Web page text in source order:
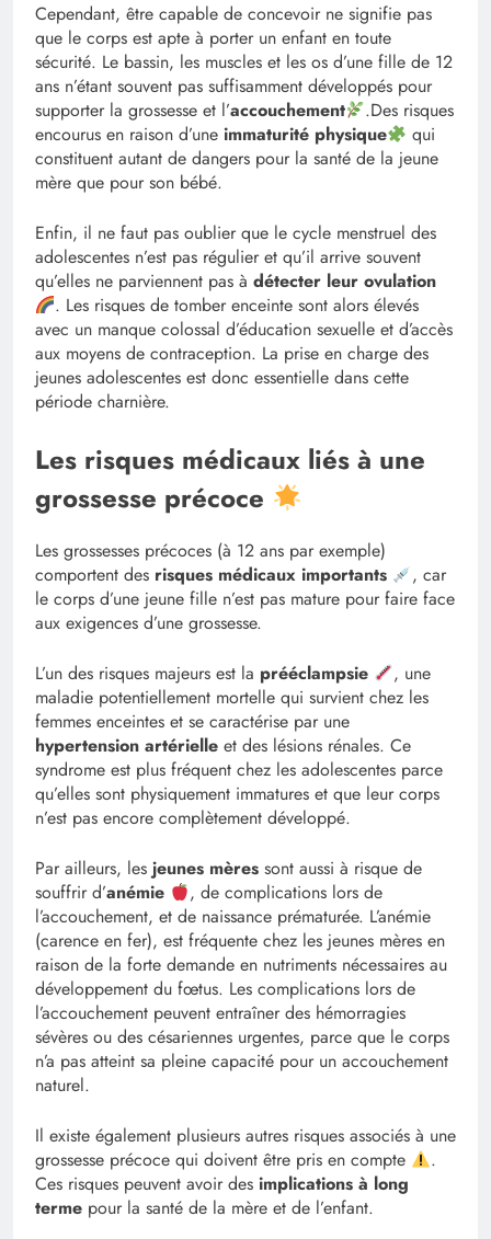
Cependant, être capable de concevoir ne signifie pas
que le corps est apte à porter un enfant en toute
sécurité. Le bassin, les muscles et les os d’une fille de 12
ans n’étant souvent pas suffisamment développés pour
supporter la grossesse et l’accouchement
.Des risques
encourus en raison d’une immaturité physique
qui
constituent autant de dangers pour la santé de la jeune
mère que pour son bébé.
Enfin, il ne faut pas oublier que le cycle menstruel des
adolescentes n’est pas régulier et qu’il arrive souvent
qu’elles ne parviennent pas à détecter leur ovulation
. Les risques de tomber enceinte sont alors élevés
avec un manque colossal d’éducation sexuelle et d’accès
aux moyens de contraception. La prise en charge des
jeunes adolescentes est donc essentielle dans cette
période charnière.
Les risques médicaux liés à une
grossesse précoce
Les grossesses précoces (à 12 ans par exemple)
comportent des risques médicaux importants
, car
le corps d’une jeune fille n’est pas mature pour faire face
aux exigences d’une grossesse.
L’un des risques majeurs est la prééclampsie
, une
maladie potentiellement mortelle qui survient chez les
femmes enceintes et se caractérise par une
hypertension artérielle et des lésions rénales. Ce
syndrome est plus fréquent chez les adolescentes parce
qu’elles sont physiquement immatures et que leur corps
n’est pas encore complètement développé.
Par ailleurs, les jeunes mères sont aussi à risque de
souffrir d’anémie
, de complications lors de
l’accouchement, et de naissance prématurée. L’anémie
(carence en fer), est fréquente chez les jeunes mères en
raison de la forte demande en nutriments nécessaires au
développement du fœtus. Les complications lors de
l’accouchement peuvent entraîner des hémorragies
sévères ou des césariennes urgentes, parce que le corps
n’a pas atteint sa pleine capacité pour un accouchement
naturel.
Il existe également plusieurs autres risques associés à une
grossesse précoce qui doivent être pris en compte
.
Ces risques peuvent avoir des implications à long
terme pour la santé de la mère et de l’enfant.